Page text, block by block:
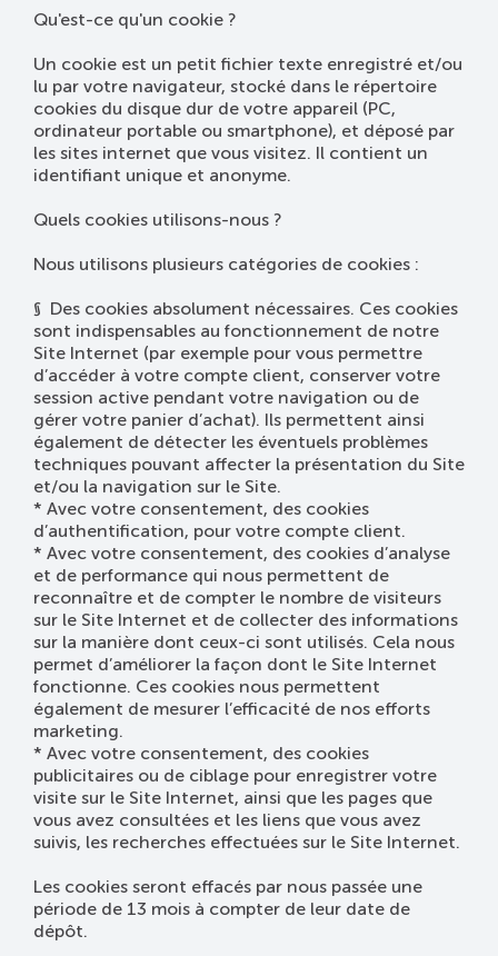
Qu'est-ce qu'un cookie ?
Un cookie est un petit fichier texte enregistré et/ou
lu par votre navigateur, stocké dans le répertoire
cookies du disque dur de votre appareil (PC,
ordinateur portable ou smartphone), et déposé par
les sites internet que vous visitez. Il contient un
identifiant unique et anonyme.
Quels cookies utilisons-nous ?
Nous utilisons plusieurs catégories de cookies :
§ Des cookies absolument nécessaires. Ces cookies
sont indispensables au fonctionnement de notre
Site Internet (par exemple pour vous permettre
d’accéder à votre compte client, conserver votre
session active pendant votre navigation ou de
gérer votre panier d’achat). Ils permettent ainsi
également de détecter les éventuels problèmes
techniques pouvant affecter la présentation du Site
et/ou la navigation sur le Site.
* Avec votre consentement, des cookies
d’authentification, pour votre compte client.
* Avec votre consentement, des cookies d’analyse
et de performance qui nous permettent de
reconnaître et de compter le nombre de visiteurs
sur le Site Internet et de collecter des informations
sur la manière dont ceux-ci sont utilisés. Cela nous
permet d’améliorer la façon dont le Site Internet
fonctionne. Ces cookies nous permettent
également de mesurer l’efficacité de nos efforts
marketing.
* Avec votre consentement, des cookies
publicitaires ou de ciblage pour enregistrer votre
visite sur le Site Internet, ainsi que les pages que
vous avez consultées et les liens que vous avez
suivis, les recherches effectuées sur le Site Internet.
Les cookies seront effacés par nous passée une
période de 13 mois à compter de leur date de
dépôt.